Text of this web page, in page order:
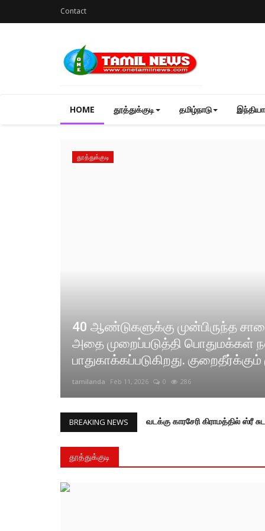
Contact
HOME தூத்துக்குடி தமிழ்நாடு இந்தியா
தூத்துக்குடி
40 ஆண்டுகளுக்கு முன்பிருந்த
அதை முறைப்படுத்தி பொதுமக்கள்
பாதுகாக்கப்படுகிறது. குறைதீர்க்கும்
tamilanda Feb 11, 2026 0 286
BREAKING NEWS
தூத்துக்குடி